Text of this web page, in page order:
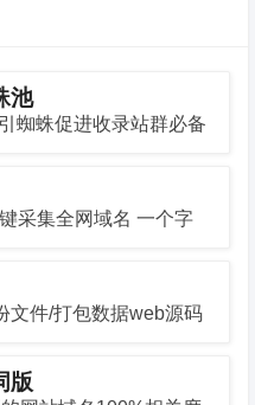
池
蜘蛛促进收录站群必备
采集全网域名 一个字
文件/打包数据web源码
版